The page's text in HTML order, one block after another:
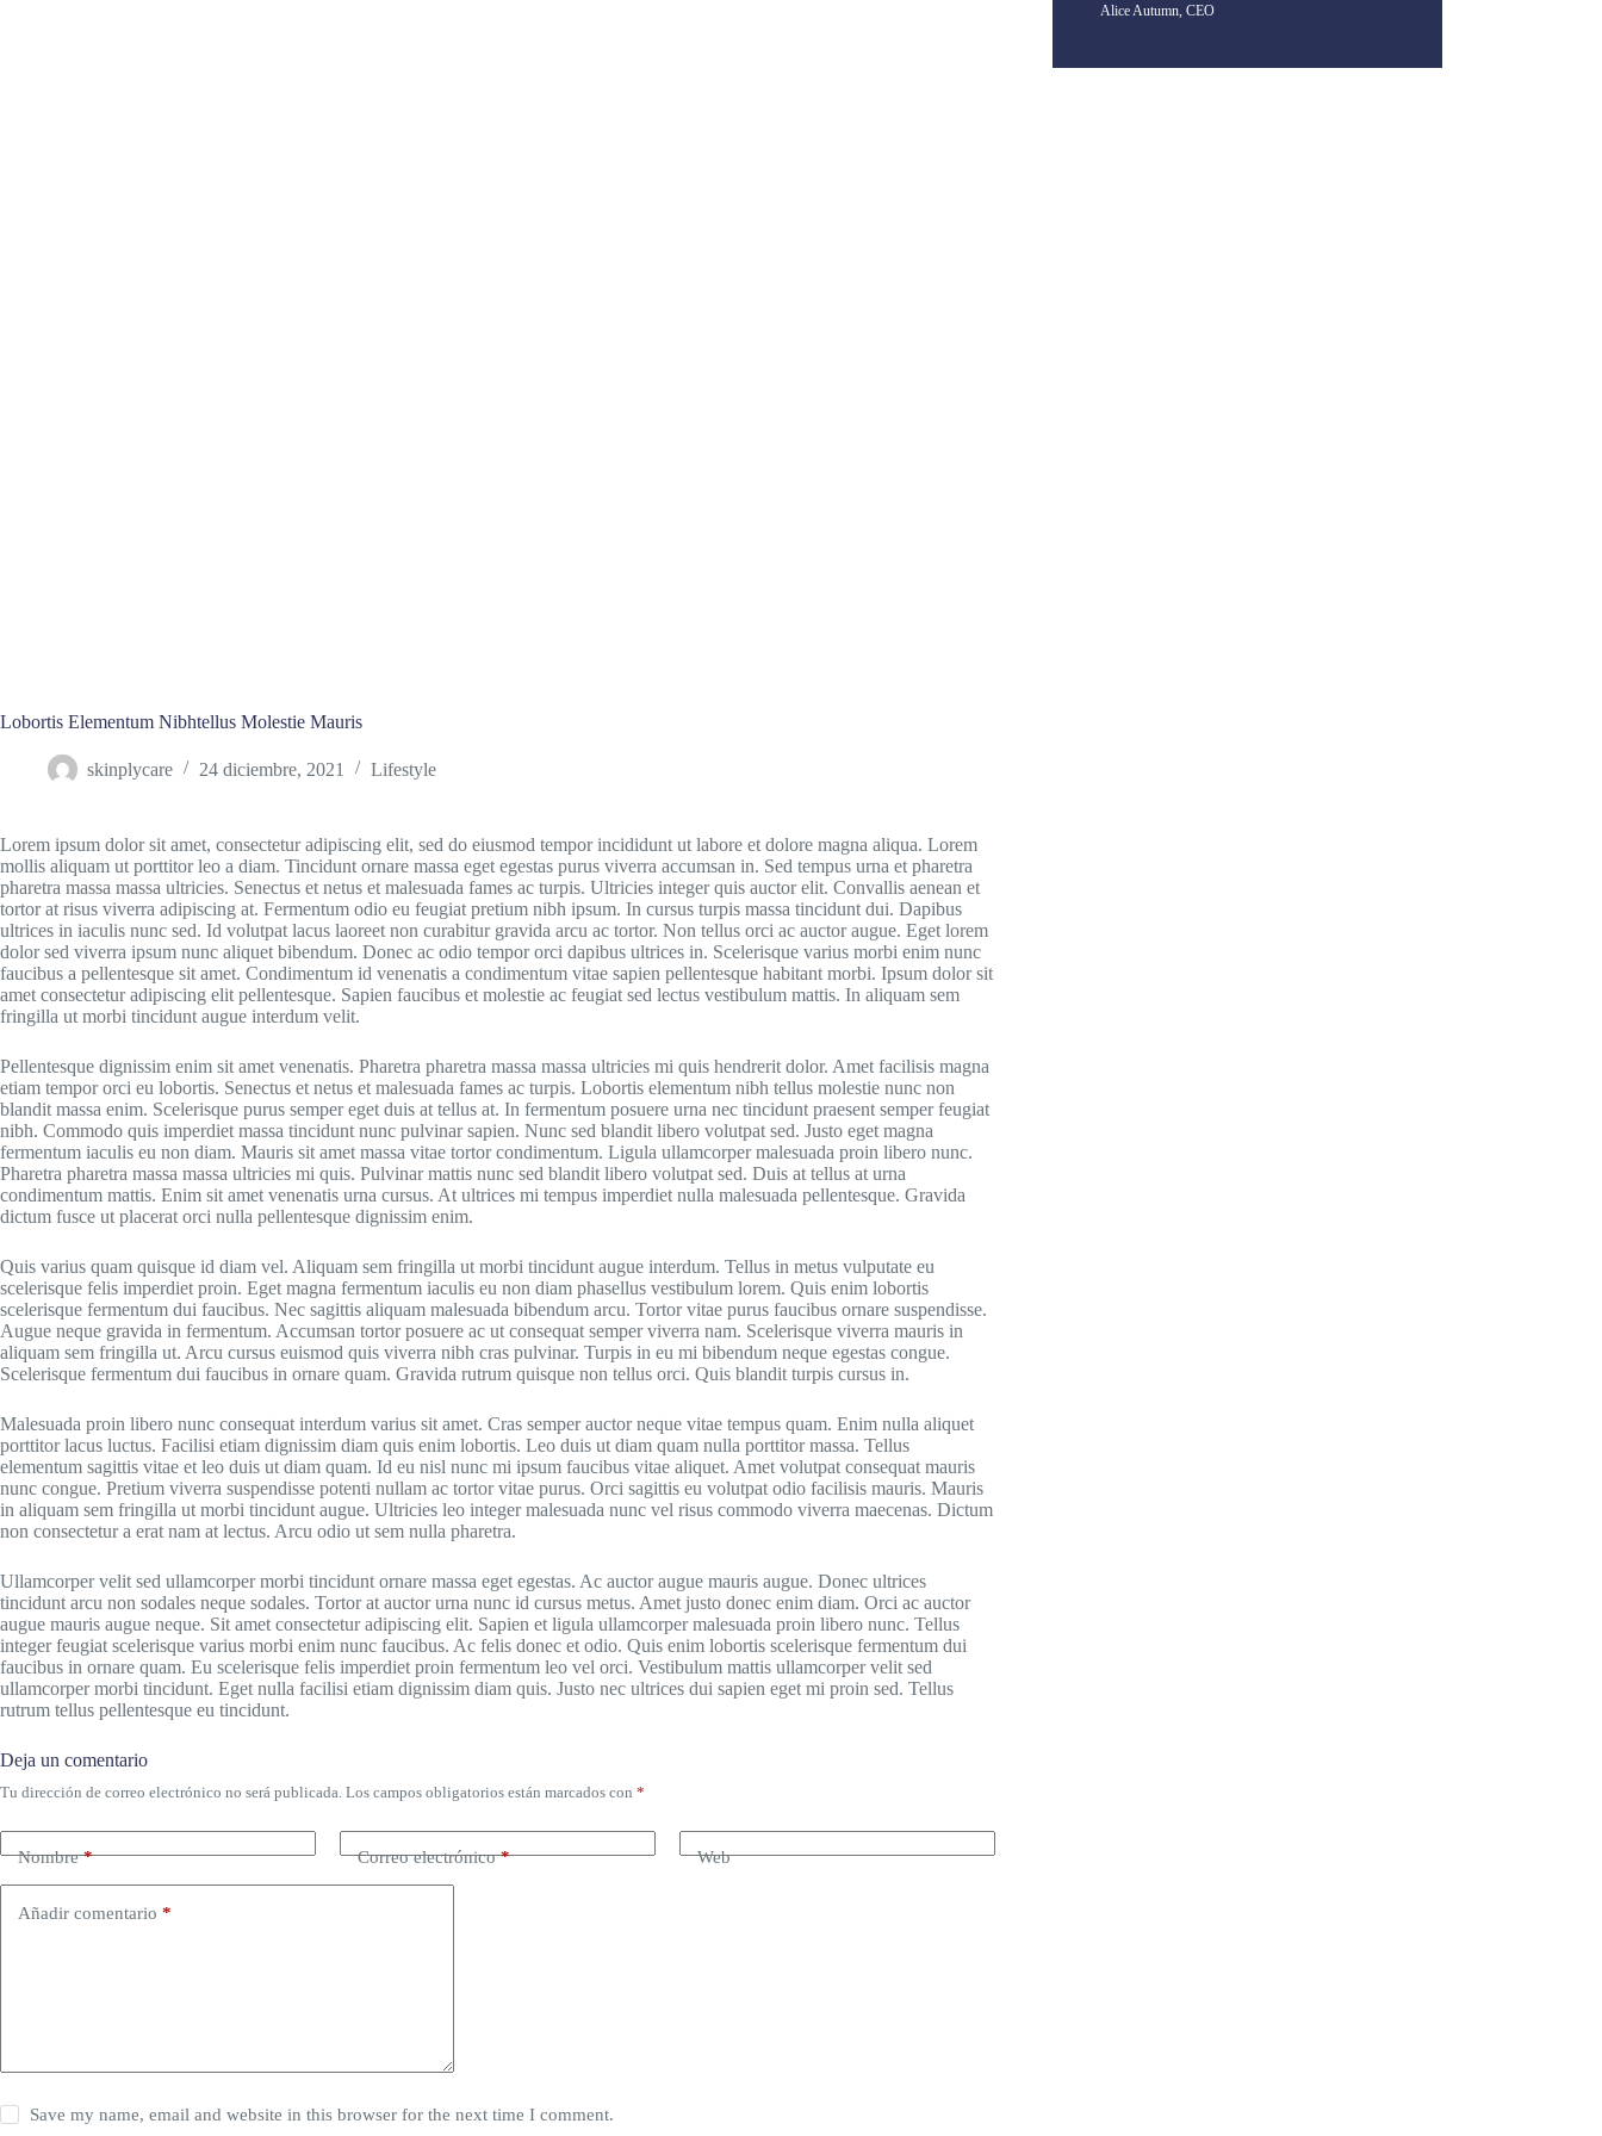
Lobortis Elementum Nibhtellus Molestie Mauris
skinplycare 24 diciembre, 2021 Lifestyle
Lorem ipsum dolor sit amet, consectetur adipiscing elit, sed do eiusmod tempor incididunt ut labore et dolore magna aliqua. Lorem
mollis aliquam ut porttitor leo a diam. Tincidunt ornare massa eget egestas purus viverra accumsan in. Sed tempus urna et pharetra
pharetra massa massa ultricies. Senectus et netus et malesuada fames ac turpis. Ultricies integer quis auctor elit. Convallis aenean et
tortor at risus viverra adipiscing at. Fermentum odio eu feugiat pretium nibh ipsum. In cursus turpis massa tincidunt dui. Dapibus
ultrices in iaculis nunc sed. Id volutpat lacus laoreet non curabitur gravida arcu ac tortor. Non tellus orci ac auctor augue. Eget lorem
dolor sed viverra ipsum nunc aliquet bibendum. Donec ac odio tempor orci dapibus ultrices in. Scelerisque varius morbi enim nunc
faucibus a pellentesque sit amet. Condimentum id venenatis a condimentum vitae sapien pellentesque habitant morbi. Ipsum dolor sit
amet consectetur adipiscing elit pellentesque. Sapien faucibus et molestie ac feugiat sed lectus vestibulum mattis. In aliquam sem
fringilla ut morbi tincidunt augue interdum velit.
Pellentesque dignissim enim sit amet venenatis. Pharetra pharetra massa massa ultricies mi quis hendrerit dolor. Amet facilisis magna
etiam tempor orci eu lobortis. Senectus et netus et malesuada fames ac turpis. Lobortis elementum nibh tellus molestie nunc non
blandit massa enim. Scelerisque purus semper eget duis at tellus at. In fermentum posuere urna nec tincidunt praesent semper feugiat
nibh. Commodo quis imperdiet massa tincidunt nunc pulvinar sapien. Nunc sed blandit libero volutpat sed. Justo eget magna
fermentum iaculis eu non diam. Mauris sit amet massa vitae tortor condimentum. Ligula ullamcorper malesuada proin libero nunc.
Pharetra pharetra massa massa ultricies mi quis. Pulvinar mattis nunc sed blandit libero volutpat sed. Duis at tellus at urna
condimentum mattis. Enim sit amet venenatis urna cursus. At ultrices mi tempus imperdiet nulla malesuada pellentesque. Gravida
dictum fusce ut placerat orci nulla pellentesque dignissim enim.
Quis varius quam quisque id diam vel. Aliquam sem fringilla ut morbi tincidunt augue interdum. Tellus in metus vulputate eu
scelerisque felis imperdiet proin. Eget magna fermentum iaculis eu non diam phasellus vestibulum lorem. Quis enim lobortis
scelerisque fermentum dui faucibus. Nec sagittis aliquam malesuada bibendum arcu. Tortor vitae purus faucibus ornare suspendisse.
Augue neque gravida in fermentum. Accumsan tortor posuere ac ut consequat semper viverra nam. Scelerisque viverra mauris in
aliquam sem fringilla ut. Arcu cursus euismod quis viverra nibh cras pulvinar. Turpis in eu mi bibendum neque egestas congue.
Scelerisque fermentum dui faucibus in ornare quam. Gravida rutrum quisque non tellus orci. Quis blandit turpis cursus in.
Malesuada proin libero nunc consequat interdum varius sit amet. Cras semper auctor neque vitae tempus quam. Enim nulla aliquet
porttitor lacus luctus. Facilisi etiam dignissim diam quis enim lobortis. Leo duis ut diam quam nulla porttitor massa. Tellus
elementum sagittis vitae et leo duis ut diam quam. Id eu nisl nunc mi ipsum faucibus vitae aliquet. Amet volutpat consequat mauris
nunc congue. Pretium viverra suspendisse potenti nullam ac tortor vitae purus. Orci sagittis eu volutpat odio facilisis mauris. Mauris
in aliquam sem fringilla ut morbi tincidunt augue. Ultricies leo integer malesuada nunc vel risus commodo viverra maecenas. Dictum
non consectetur a erat nam at lectus. Arcu odio ut sem nulla pharetra.
Ullamcorper velit sed ullamcorper morbi tincidunt ornare massa eget egestas. Ac auctor augue mauris augue. Donec ultrices
tincidunt arcu non sodales neque sodales. Tortor at auctor urna nunc id cursus metus. Amet justo donec enim diam. Orci ac auctor
augue mauris augue neque. Sit amet consectetur adipiscing elit. Sapien et ligula ullamcorper malesuada proin libero nunc. Tellus
integer feugiat scelerisque varius morbi enim nunc faucibus. Ac felis donec et odio. Quis enim lobortis scelerisque fermentum dui
faucibus in ornare quam. Eu scelerisque felis imperdiet proin fermentum leo vel orci. Vestibulum mattis ullamcorper velit sed
ullamcorper morbi tincidunt. Eget nulla facilisi etiam dignissim diam quis. Justo nec ultrices dui sapien eget mi proin sed. Tellus
rutrum tellus pellentesque eu tincidunt.
Deja un comentario
Tu dirección de correo electrónico no será publicada. Los campos obligatorios están marcados con *
Nombre* Correo electrónico* Web
Añadir comentario *
Save my name, email and website in this browser for the next time I comment.
Alice Autumn, CEO